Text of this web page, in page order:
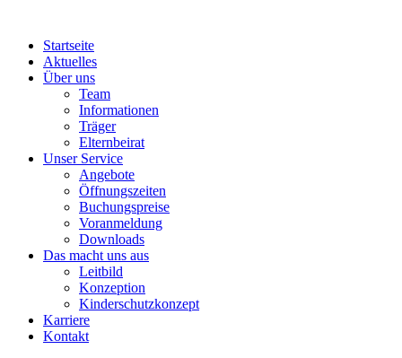
Startseite
Aktuelles
Über uns
Team
Informationen
Träger
Elternbeirat
Unser Service
Angebote
Öffnungszeiten
Buchungspreise
Voranmeldung
Downloads
Das macht uns aus
Leitbild
Konzeption
Kinderschutzkonzept
Karriere
Kontakt